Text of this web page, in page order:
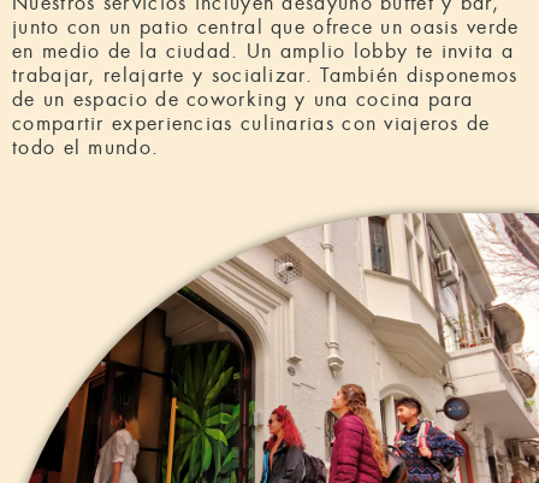
junto con un patio central que ofrece un oasis verde
en medio de la ciudad. Un amplio lobby te invita a
trabajar, relajarte y socializar. También disponemos
de un espacio de coworking y una cocina para
compartir experiencias culinarias con viajeros de
todo el mundo.